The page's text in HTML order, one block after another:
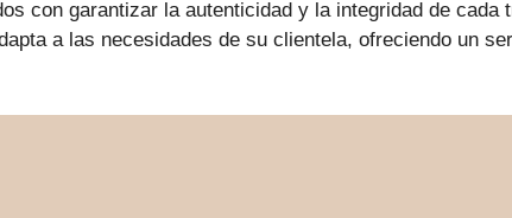
con garantizar la autenticidad y la integridad de
a las necesidades de su clientela, ofreciendo un